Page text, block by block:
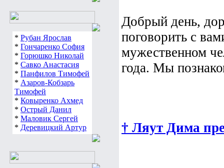
* Рубан Ярослав
* Гончаренко София
* Горюшко Николай
* Савко Анастасия
* Панфилов Тимофей
* Азаров-Кобзарь
Тимофей
* Ковыренко Ахмед
* Острый Данил
* Маловик Сергей
* Деревицкий Артур
Добрый день,
поговорить с
мужественном
года. Мы
† Ляут Дима